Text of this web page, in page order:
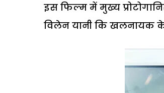
इस फिल्म में मुख्य
विलेन यानी कि खलनायक के